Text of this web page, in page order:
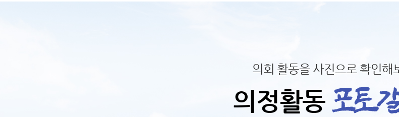
의회 활동을 사진으로 확인해
의정활동